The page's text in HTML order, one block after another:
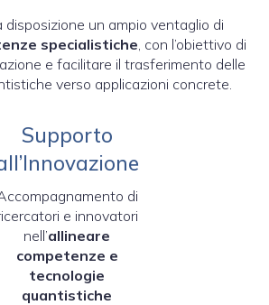
disposizione un ampio ventaglio di
specialistiche, con l’obiettivo di
e facilitare il trasferimento delle
verso applicazioni concrete.
Supporto
di
e innovatori
nell’allineare
competenze e
tecnologie
quantistiche